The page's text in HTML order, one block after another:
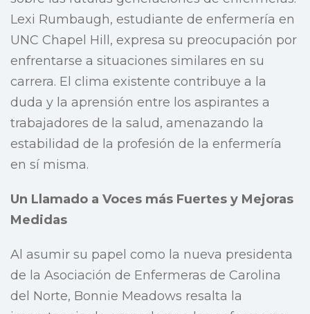
Lexi Rumbaugh, estudiante de enfermería en
UNC Chapel Hill, expresa su preocupación por
enfrentarse a situaciones similares en su
carrera. El clima existente contribuye a la
duda y la aprensión entre los aspirantes a
trabajadores de la salud, amenazando la
estabilidad de la profesión de la enfermería
en sí misma.
Un Llamado a Voces más Fuertes y Mejoras
Medidas
Al asumir su papel como la nueva presidenta
de la Asociación de Enfermeras de Carolina
del Norte, Bonnie Meadows resalta la